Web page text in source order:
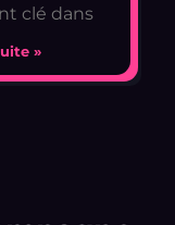
clé dans
»